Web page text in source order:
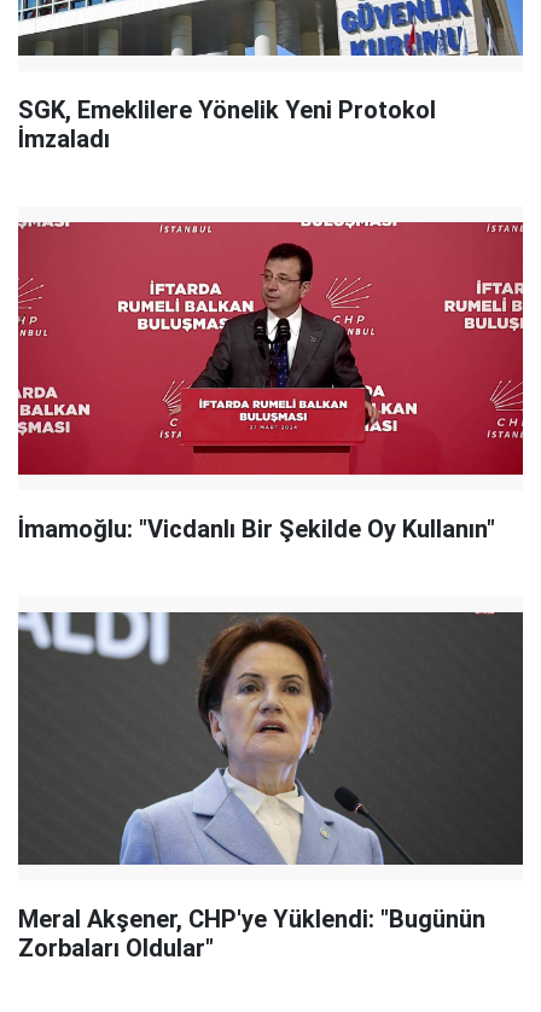
SGK, Emeklilere Yönelik Yeni Protokol
İmzaladı
İmamoğlu: "Vicdanlı Bir Şekilde Oy Kullanın"
Meral Akşener, CHP'ye Yüklendi: "Bugünün
Zorbaları Oldular"